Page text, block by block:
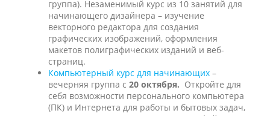
группа). Незаменимый курс из 10 занятий для
начинающего дизайнера – изучение
векторного редактора для создания
графических изображений, оформления
макетов полиграфических изданий и веб-
страниц.
Компьютерный курс для начинающих –
вечерняя группа с 20 октября. Откройте для
себя возможности персонального компьютера
(ПК) и Интернета для работы и бытовых задач,